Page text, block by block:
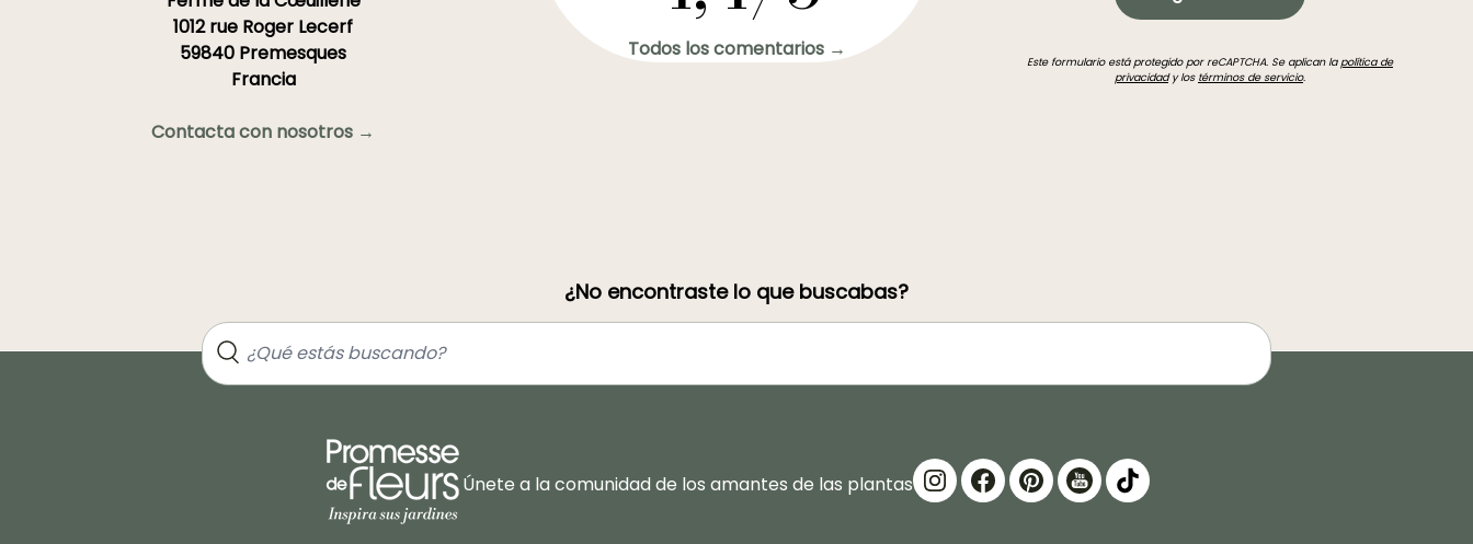
1012 rue Roger Lecerf
59840 Premesques
Francia
Contacta con nosotros →
Todos los comentarios →
Este formulario está protegido por reCAPTCHA. Se aplican lapolítica de
privacidady los términos de servicio.
¿No encontraste lo que buscabas?
Únete a la comunidad de los amantes de las plantas